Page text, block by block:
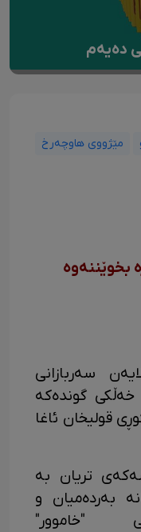
دەیەم
مێژووی هاوچەرخ
بخوێننەوە
سەربازانی
خەڵکی گوندەکە
قولیخان ئاغا
تریان بە
بەردەمیان و
"خاموور"